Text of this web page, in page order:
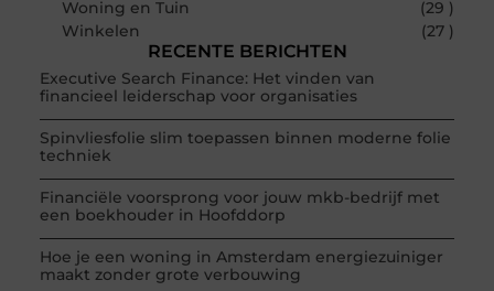
Woning en Tuin
(29 )
Winkelen
(27 )
RECENTE BERICHTEN
Executive Search Finance: Het vinden van
financieel leiderschap voor organisaties
Spinvliesfolie slim toepassen binnen moderne folie
techniek
Financiële voorsprong voor jouw mkb-bedrijf met
een boekhouder in Hoofddorp
Hoe je een woning in Amsterdam energiezuiniger
maakt zonder grote verbouwing